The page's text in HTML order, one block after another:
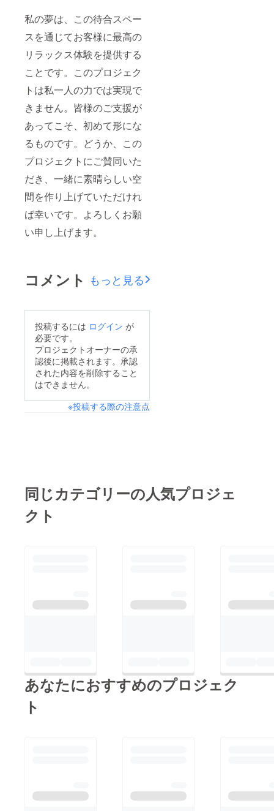
私の夢は、この待合スペー
スを通じてお客様に最高の
リラックス体験を提供する
ことです。このプロジェク
トは私一人の力では実現で
きません。皆様のご支援が
あってこそ、初めて形にな
るものです。どうか、この
プロジェクトにご賛同いた
だき、一緒に素晴らしい空
間を作り上げていただけれ
ば幸いです。よろしくお願
い申し上げます。
コメント もっと見る
投稿するには ログイン が
必要です。
プロジェクトオーナーの承
認後に掲載されます。承認
された内容を削除すること
はできません。
※投稿する際の注意点
同じカテゴリーの人気プロジェ
クト
あなたにおすすめのプロジェク
ト